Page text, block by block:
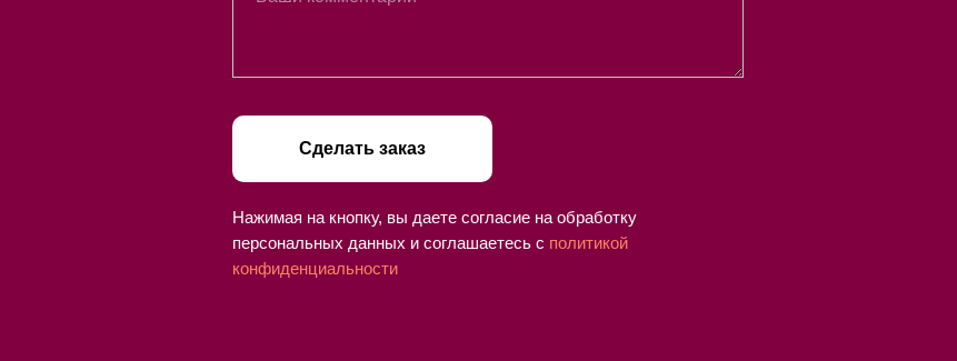
Сделать заказ
Нажимая на кнопку, вы даете согласие на обработку
персональных данных и соглашаетесь c политикой
конфиденциальности